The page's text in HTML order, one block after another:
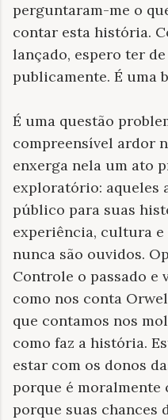
perguntaram-me o
contar esta história.
lançado, espero ter
publicamente. É uma
É uma questão
compreensível ardor
enxerga nela um ato
exploratório: aqueles
público para suas
experiência, cultura
nunca são ouvidos.
Controle o passado
como nos conta
que contamos nos
como faz a história.
estar com os donos
porque é moralmente
porque suas chances